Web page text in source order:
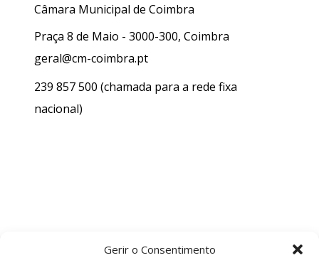
Gerir o Consentimento
Câmara Municipal de Coimbra
Praça 8 de Maio - 3000-300, Coimbra
geral@cm-coimbra.pt
239 857 500 (chamada para a rede fixa
nacional)